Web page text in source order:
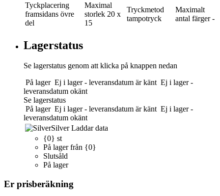
Tyckplacering
framsidans övre
del
Maximal
storlek 20 x
15
Tryckmetod
tampotryck
Maximalt
antal färger -
Lagerstatus
Se lagerstatus genom att klicka på knappen nedan
På lager Ej i lager - leveransdatum är känt Ej i lager -
leveransdatum okänt
Se lagerstatus
På lager Ej i lager - leveransdatum är känt Ej i lager -
leveransdatum okänt
Silver Laddar data
{0} st
På lager från {0}
Slutsåld
På lager
Er prisberäkning